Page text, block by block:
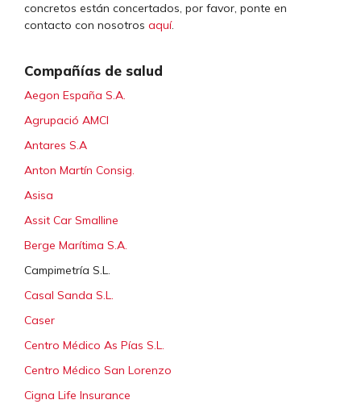
concretos están concertados, por favor, ponte en
contacto con nosotros aquí.
Compañías de salud
Aegon España S.A.
Agrupació AMCI
Antares S.A
Anton Martín Consig.
Asisa
Assit Car Smalline
Berge Marítima S.A.
Campimetría S.L.
Casal Sanda S.L.
Caser
Centro Médico As Pías S.L.
Centro Médico San Lorenzo
Cigna Life Insurance